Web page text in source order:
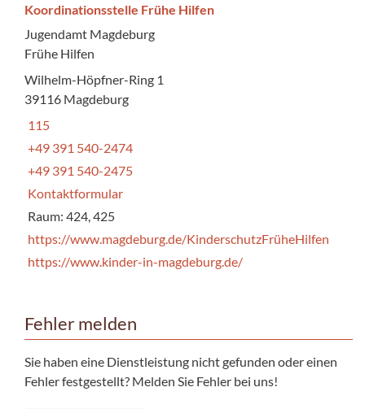
Koordinationsstelle Frühe Hilfen
Jugendamt Magdeburg
Frühe Hilfen
Wilhelm-Höpfner-Ring 1
39116 Magdeburg
115
+49 391 540-2474
+49 391 540-2475
Kontaktformular
Raum: 424, 425
https://www.magdeburg.de/KinderschutzFrüheHilfen
https://www.kinder-in-magdeburg.de/
Fehler melden
Sie haben eine Dienstleistung nicht gefunden oder einen
Fehler festgestellt? Melden Sie Fehler bei uns!